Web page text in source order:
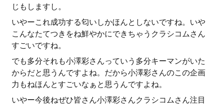
じもしますし。
いやーこれ成功する匂いしかほんとしないですね。いや
こんなたてつきをね鮮やかにできちゃうクラシコムさん
すごいですね。
でも多分それも小澤彩さんっていう多分キーマンがいた
からだと思うんですよね。だから小澤彩さんのこの企画
力もねほんとすごいなぁと思うんですよね。
いやー今後ねぜひ皆さん小澤彩さんクラシコムさん注目